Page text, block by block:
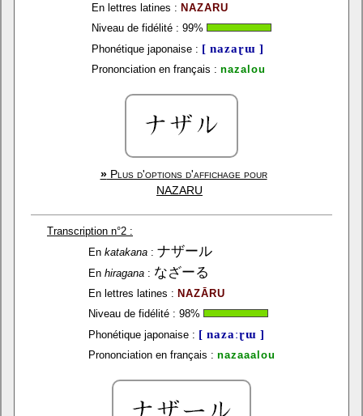
En lettres latines : NAZARU
Niveau de fidélité : 99%
Phonétique japonaise : [ nazaɽɯ ]
Prononciation en français : nazalou
»Plus d'options d'affichage pour
NAZARU
Transcription n°2 :
En katakana: ナザール
En hiragana: なざーる
En lettres latines : NAZĀRU
Niveau de fidélité : 98%
Phonétique japonaise : [ nazaːɽɯ ]
Prononciation en français : nazaaalou